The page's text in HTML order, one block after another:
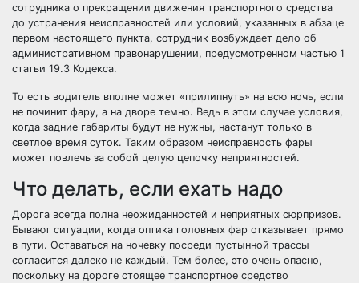
сотрудника о прекращении движения транспортного средства
до устранения неисправностей или условий, указанных в абзаце
первом настоящего пункта, сотрудник возбуждает дело об
административном правонарушении, предусмотренном частью 1
статьи 19.3 Кодекса.
То есть водитель вполне может «прилипнуть» на всю ночь, если
не починит фару, а на дворе темно. Ведь в этом случае условия,
когда задние габариты будут не нужны, настанут только в
светлое время суток. Таким образом неисправность фары
может повлечь за собой целую цепочку неприятностей.
Что делать, если ехать надо
Дорога всегда полна неожиданностей и неприятных сюрпризов.
Бывают ситуации, когда оптика головных фар отказывает прямо
в пути. Оставаться на ночевку посреди пустынной трассы
согласится далеко не каждый. Тем более, это очень опасно,
поскольку на дороге стоящее транспортное средство